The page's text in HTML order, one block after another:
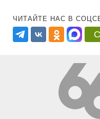
ЧИТАЙТЕ НАС В